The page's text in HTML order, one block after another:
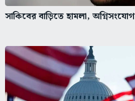
সাকিবের বাড়িতে হামলা, অগ্নিসংযোগ